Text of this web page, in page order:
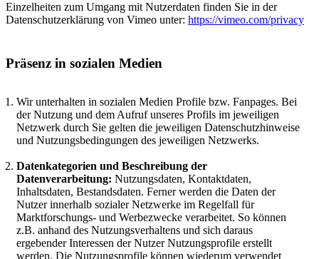
Einzelheiten zum Umgang mit Nutzerdaten finden Sie in der
Datenschutzerklärung von Vimeo unter: https://vimeo.com/privacy
Präsenz in sozialen Medien
Wir unterhalten in sozialen Medien Profile bzw. Fanpages. Bei
der Nutzung und dem Aufruf unseres Profils im jeweiligen
Netzwerk durch Sie gelten die jeweiligen Datenschutzhinweise
und Nutzungsbedingungen des jeweiligen Netzwerks.
Datenkategorien und Beschreibung der
Datenverarbeitung: Nutzungsdaten, Kontaktdaten,
Inhaltsdaten, Bestandsdaten. Ferner werden die Daten der
Nutzer innerhalb sozialer Netzwerke im Regelfall für
Marktforschungs- und Werbezwecke verarbeitet. So können
z.B. anhand des Nutzungsverhaltens und sich daraus
ergebender Interessen der Nutzer Nutzungsprofile erstellt
werden. Die Nutzungsprofile können wiederum verwendet